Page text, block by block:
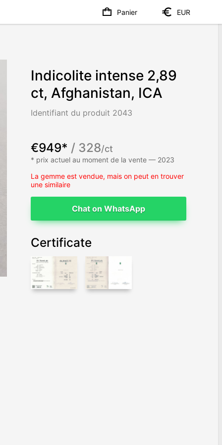
Indicolite intense 2,89
ct, Afghanistan, ICA
Identifiant du produit 2043
€949* / 328/ct
* prix actuel au moment de la vente — 2023
La gemme est vendue, mais on peut en trouver
une similaire
Chat on WhatsApp
Certificate
Panier EUR